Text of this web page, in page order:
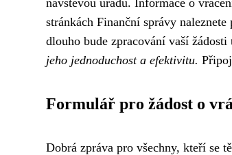
stránkách Finanční správy
dlouho bude zpracování vaší žádosti
jeho jednoduchost a efektivitu.
Formulář pro žádost o
Dobrá zpráva pro všechny, kteří se